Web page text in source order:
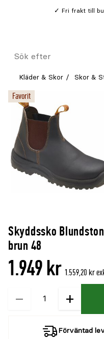
Fri frakt till
Meny
Sök
Kläder & Skor Skor &
Skyddssko
brun 48
1.949 kr 1.559,20 kr
−
Kvantitet +
Förväntad
Favorit